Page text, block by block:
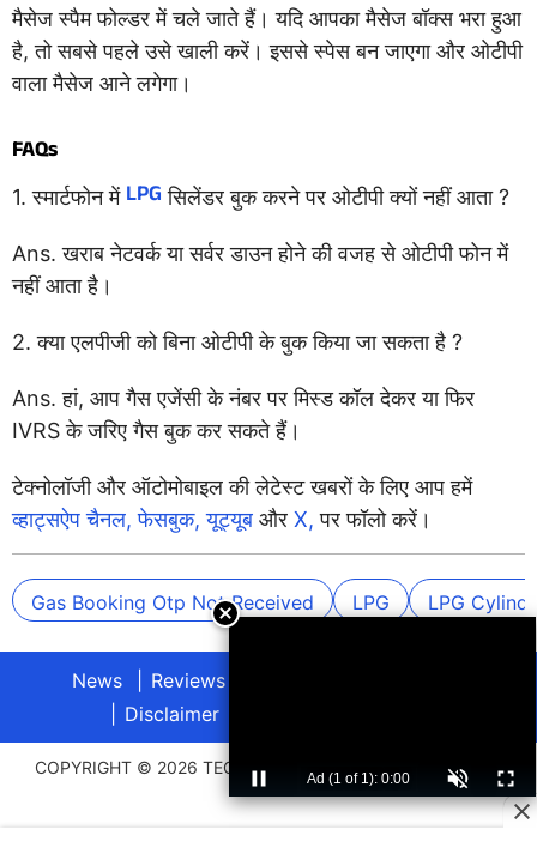
मैसेज स्पैम फोल्डर में चले जाते हैं। यदि आपका मैसेज बॉक्स भरा हुआ
है, तो सबसे पहले उसे खाली करें। इससे स्पेस बन जाएगा और ओटीपी
वाला मैसेज आने लगेगा।
FAQs
1. स्मार्टफोन में LPG सिलेंडर बुक करने पर ओटीपी क्यों नहीं आता ?
Ans. खराब नेटवर्क या सर्वर डाउन होने की वजह से ओटीपी फोन में
नहीं आता है।
2. क्या एलपीजी को बिना ओटीपी के बुक किया जा सकता है ?
Ans. हां, आप गैस एजेंसी के नंबर पर मिस्ड कॉल देकर या फिर
IVRS के जरिए गैस बुक कर सकते हैं।
टेक्नोलॉजी और ऑटोमोबाइल की लेटेस्ट खबरों के लिए आप हमें
व्हाट्सऐप चैनल, फेसबुक, यूट्यूब और X, पर फॉलो करें।
Gas Booking Otp Not Received LPG LPG
News Reviews
Disclaimer
COPYRIGHT © 2026 TECHLUSIVE. ALL RIGHTS RESERVED.